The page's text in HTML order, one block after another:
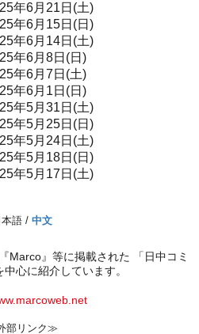
年6月21日(土)
年6月15日(日)
年6月14日(土)
年6月8日(日)
年6月7日(土)
年6月1日(日)
年5月31日(土)
年5月25日(日)
年5月24日(土)
年5月18日(日)
年5月17日(土)
本語 / 中文
Marco』等に掲載された 「日中コミ
心に紹介しています。
部リンク≫